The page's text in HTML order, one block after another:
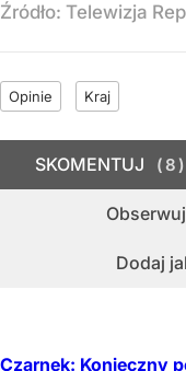
Źródło: Telewizja
Opinie Kraj
Dodaj
SKOMENTUJ 8
Czarnek: Konieczny